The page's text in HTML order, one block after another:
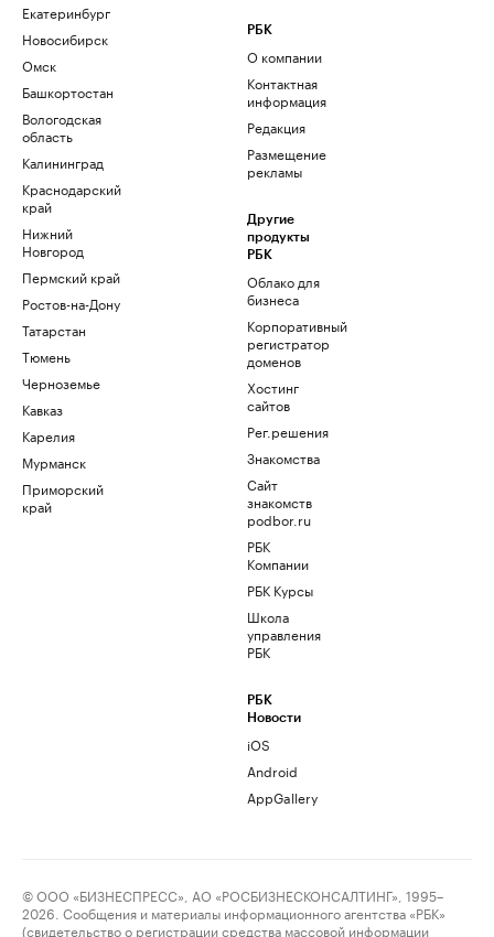
Екатеринбург
Новосибирск
Омск
Башкортостан
Вологодская
область
Калининград
Краснодарский
край
Нижний
Новгород
Пермский край
Ростов-на-Дону
Татарстан
Тюмень
Черноземье
Кавказ
Карелия
Мурманск
Приморский
край
РБК
О компании
Контактная
информация
Редакция
Размещение
рекламы
Другие
продукты
РБК
Облако для
бизнеса
Корпоративный
регистратор
доменов
Хостинг
сайтов
Рег.решения
Знакомства
Сайт
знакомств
podbor.ru
РБК
Компании
РБК Курсы
Школа
управления
РБК
РБК
Новости
iOS
Android
AppGallery
© ООО «БИЗНЕСПРЕСС», АО «РОСБИЗНЕСКОНСАЛТИНГ», 1995–
2026. Сообщения и материалы информационного агентства «РБК»
(свидетельство о регистрации средства массовой информации